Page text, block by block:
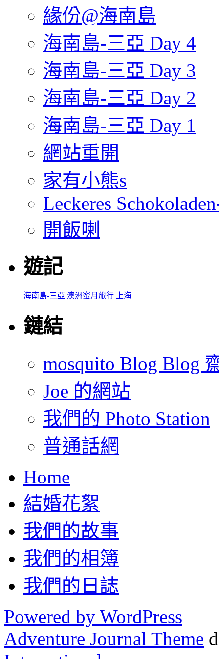
緣份@海南島
海南島-三亞 Day 4
海南島-三亞 Day 3
海南島-三亞 Day 2
海南島-三亞 Day 1
網站重開
家有小熊s
Leckeres
開飯喇
遊記
海南島-三亞 澳洲蜜月旅行 上海
鏈結
mosquito Blog Blog
Joe 的網站
我們的 Photo Station
普通話網
Home
結婚花絮
我們的故事
我們的相簿
我們的日誌
Powered by WordPress
Adventure Journal Theme